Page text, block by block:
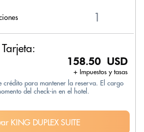
158.50 USD
+ Impuestos y tasas
crédito para mantener la reserva. El cargo
del check-in en el hotel.
KING DUPLEX SUITE